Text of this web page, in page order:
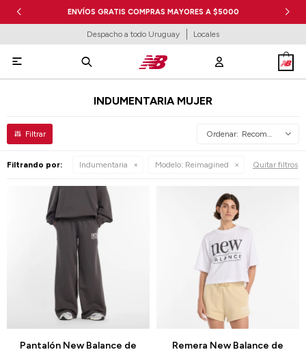
ENVÍOS GRATIS COMPRAS MAYORES A $5000
Despacho a todo Uruguay Locales

INDUMENTARIA MUJER
Recomendados
Filtrando por: Indumentaria Modelo: Reimagined Quitar filtros
Pantalón New Balance de
Remera New Balance de
Talle